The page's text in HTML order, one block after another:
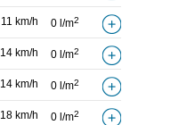
11 km/h 0 l/m2
14 km/h 0 l/m2
14 km/h 0 l/m2
18 km/h 0 l/m2